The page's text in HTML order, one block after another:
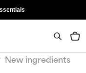
New ingredients